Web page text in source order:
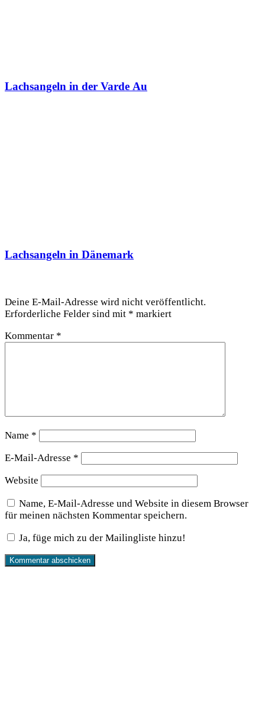
Lachsangeln in der Varde Au
Lachsangeln in Dänemark
Deine E-Mail-Adresse wird nicht veröffentlicht.
Erforderliche Felder sind mit * markiert
Kommentar *
Name *
E-Mail-Adresse *
Website
Name, E-Mail-Adresse und Website in diesem Browser
für meinen nächsten Kommentar speichern.
Ja, füge mich zu der Mailingliste hinzu!